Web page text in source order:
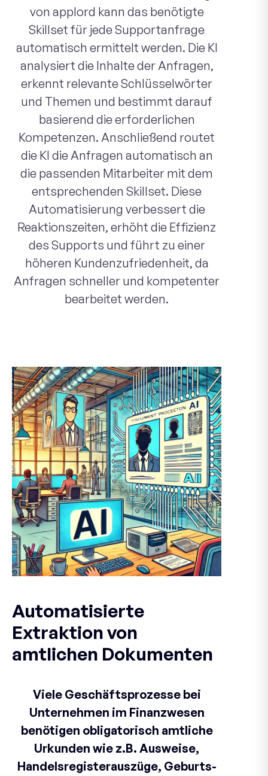
von applord kann das benötigte
Skillset für jede Supportanfrage
automatisch ermittelt werden. Die KI
analysiert die Inhalte der Anfragen,
erkennt relevante Schlüsselwörter
und Themen und bestimmt darauf
basierend die erforderlichen
Kompetenzen. Anschließend routet
die KI die Anfragen automatisch an
die passenden Mitarbeiter mit dem
entsprechenden Skillset. Diese
Automatisierung verbessert die
Reaktionszeiten, erhöht die Effizienz
des Supports und führt zu einer
höheren Kundenzufriedenheit, da
Anfragen schneller und kompetenter
bearbeitet werden.
Automatisierte
Extraktion von
amtlichen Dokumenten
Viele Geschäftsprozesse bei
Unternehmen im Finanzwesen
benötigen obligatorisch amtliche
Urkunden wie z.B. Ausweise,
Handelsregisterauszüge, Geburts-